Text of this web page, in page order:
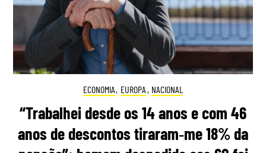
ECONOMIA, EUROPA , NACIONAL
“Trabalhei desde os 14 anos e com 46
anos de descontos tiraram‑me 18% da